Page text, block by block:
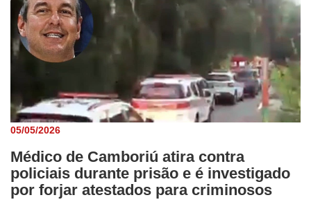
05/05/2026
Médico de Camboriú atira contra
policiais durante prisão e é investigado
por forjar atestados para criminosos